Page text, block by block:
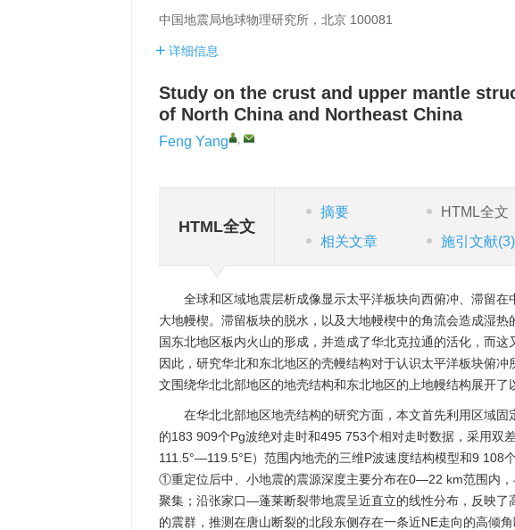
中国地震局地球物理研究所，北京 100081
详细信息
Study on the crust and upper mantle
of North China and Northeast China
Feng Yang ,
HTML全文
摘要 HTML全文
相关文章
施引文献(3)
全球和区域地震层析成像显示太平洋板块向西俯冲、滞留
大地幔楔。滞留板块的脱水，以及大地幔楔中的角流会造成湿
国东北地区板内火山的形成，并造成了华北克拉通的活化，而这
因此，研究华北和东北地区的壳幔结构对于认识太平洋板块俯
文围绕华北北部地区的地壳结构和东北地区的上地幔结构展开了
在华北北部地区地壳结构的研究方面，本文首先利用区域
的183 909个Pg波绝对走时和495 753个相对走时数据，采用双
111.5°—119.5°E）范围内地壳的三维P波速度结构模型和9 108
①重定位后中、小地震的震源深度主要分布在0—22 km范围内
聚集；沿张家口—蓬莱断裂带地震呈近直立的线性分布，反映了
的震群，推测在唐山断裂的北段东侧存在一条近NE走向的高倾